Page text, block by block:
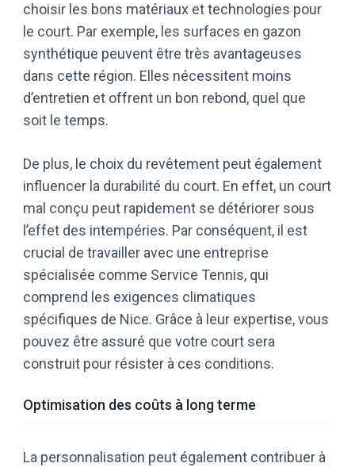
choisir les bons matériaux et technologies pour
le court. Par exemple, les surfaces en gazon
synthétique peuvent être très avantageuses
dans cette région. Elles nécessitent moins
d’entretien et offrent un bon rebond, quel que
soit le temps.
De plus, le choix du revêtement peut également
influencer la durabilité du court. En effet, un court
mal conçu peut rapidement se détériorer sous
l’effet des intempéries. Par conséquent, il est
crucial de travailler avec une entreprise
spécialisée comme Service Tennis, qui
comprend les exigences climatiques
spécifiques de Nice. Grâce à leur expertise, vous
pouvez être assuré que votre court sera
construit pour résister à ces conditions.
Optimisation des coûts à long terme
La personnalisation peut également contribuer à